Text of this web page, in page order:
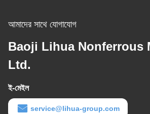
আমাদের সাথে যোগাযোগ
Baoji Lihua Nonferrous
Ltd.
ই-মেইল
service@lihua-group.com